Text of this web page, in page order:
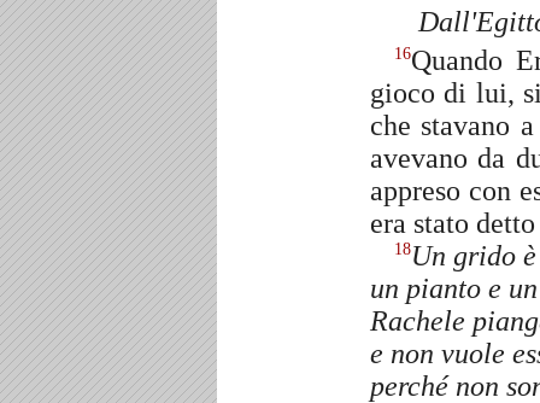
16Quando
gioco di lui,
che stavano
avevano da
appreso con
era stato
18Un grido
un pianto e
Rachele
e non vuole
perché non